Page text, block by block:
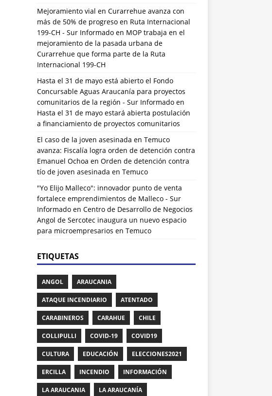
Mejoramiento vial en Curarrehue avanza con
más de 50% de progreso en Ruta Internacional
199-CH - Sur Informadoen MOP trabaja en el
mejoramiento de la pasada urbana de
Curarrehue que forma parte de la Ruta
Internacional 199-CH
Hasta el 31 de mayo está abierto el Fondo
Concursable Aguas Araucanía para proyectos
comunitarios de la región - Sur Informadoen
Hasta el 31 de mayo estará abierta postulación
a financiamiento de proyectos comunitarios
El caso de la joven asesinada en Temuco
avanza: Fiscalía logra orden de detención contra
Emanuel Ochoa en Orden de detención contra
tío de joven asesinada en Temuco
"Yo Elijo Malleco": innovador punto de venta
fortalece emprendimientos de Malleco - Sur
Informadoen Centro de Desarrollo de Negocios
Angol de Sercotec inaugura un nuevo espacio
para microempresarios en Temuco
ETIQUETAS
ANGOL ARAUCANIA
ATAQUE INCENDIARIO ATENTADO
CARABINEROS CARAHUE CHILE
COLLIPULLI COVID-19 COVID19
CULTURA EDUCACIÓN ELECCIONES2021
ERCILLA INCENDIO INFORMACIÓN
LA ARAUCANIA LA ARAUCANÍA